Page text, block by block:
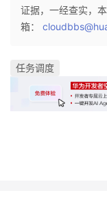
证据，一经查实，
箱：
任务调度